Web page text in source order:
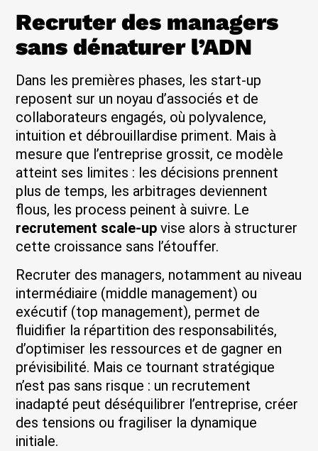
Recruter des managers
sans dénaturer l’ADN
Dans les premières phases, les start-up
reposent sur un noyau d’associés et de
collaborateurs engagés, où polyvalence,
intuition et débrouillardise priment. Mais à
mesure que l’entreprise grossit, ce modèle
atteint ses limites : les décisions prennent
plus de temps, les arbitrages deviennent
flous, les process peinent à suivre. Le
recrutement scale-up vise alors à structurer
cette croissance sans l’étouffer.
Recruter des managers, notamment au niveau
intermédiaire (middle management) ou
exécutif (top management), permet de
fluidifier la répartition des responsabilités,
d’optimiser les ressources et de gagner en
prévisibilité. Mais ce tournant stratégique
n’est pas sans risque : un recrutement
inadapté peut déséquilibrer l’entreprise, créer
des tensions ou fragiliser la dynamique
initiale.